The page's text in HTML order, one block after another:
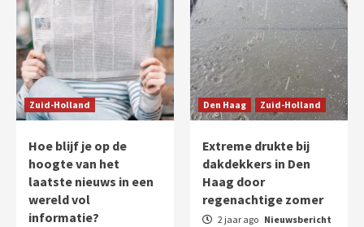
Zuid-Holland
Hoe blijf je op de
hoogte van het
laatste nieuws in een
wereld vol
informatie?
Den Haag Zuid-Holland
Extreme drukte bij
dakdekkers in Den
Haag door
regenachtige zomer
2 jaar ago Nieuwsbericht